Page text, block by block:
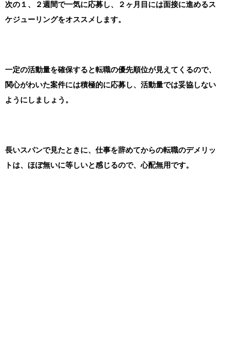
次の１、２週間で一気に応募し、２ヶ月目には面接に進めるス
ケジューリングをオススメします。
一定の活動量を確保すると転職の優先順位が見えてくるので、
関心がわいた案件には積極的に応募し、活動量では妥協しない
ようにしましょう。
長いスパンで見たときに、仕事を辞めてからの転職のデメリッ
トは、ほぼ無いに等しいと感じるので、心配無用です。